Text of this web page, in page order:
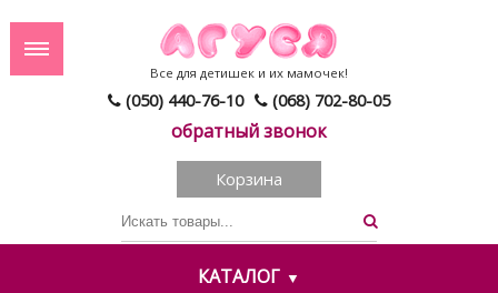
(050) 440-76-10 (068) 702-80-05
обратный звонок
Все для детишек и их мамочек!
Корзина
КАТАЛОГ